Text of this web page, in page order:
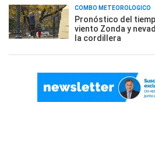
COMBO METEOROLÓGICO
Pronóstico del
viento Zonda y
la cordillera